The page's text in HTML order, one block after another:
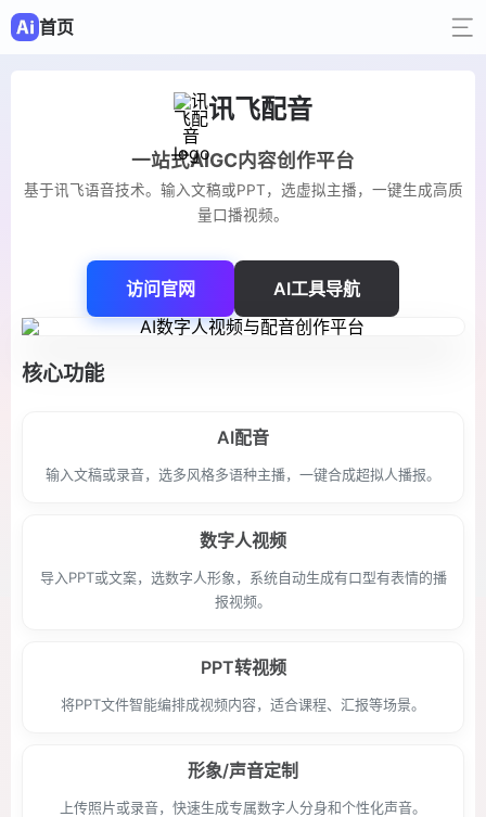
首页
讯飞配音
一站式AIGC内容创作平台
基于讯飞语音技术。输入文稿或PPT，选虚拟主播，一键生成高质
量口播视频。
访问官网 AI工具导航
核心功能
AI配音
输入文稿或录音，选多风格多语种主播，一键合成超拟人播报。
数字人视频
导入PPT或文案，选数字人形象，系统自动生成有口型有表情的播
报视频。
PPT转视频
将PPT文件智能编排成视频内容，适合课程、汇报等场景。
形象/声音定制
上传照片或录音，快速生成专属数字人分身和个性化声音。